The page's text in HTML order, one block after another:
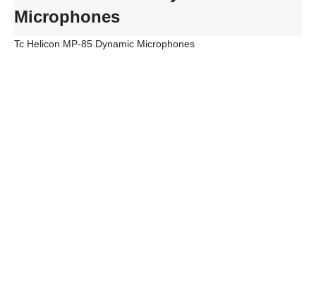
Microphones
Tc Helicon MP-85 Dynamic Microphones